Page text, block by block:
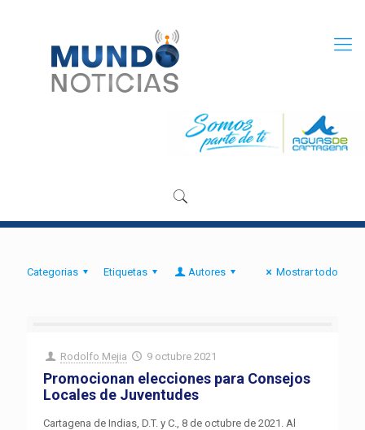
Categorias Etiquetas Autores Mostrar todo
Rodolfo Mejia 9 octubre 2021
Promocionan elecciones para Consejos
Locales de Juventudes
Cartagena de Indias, D.T. y C., 8 de octubre de 2021. Al